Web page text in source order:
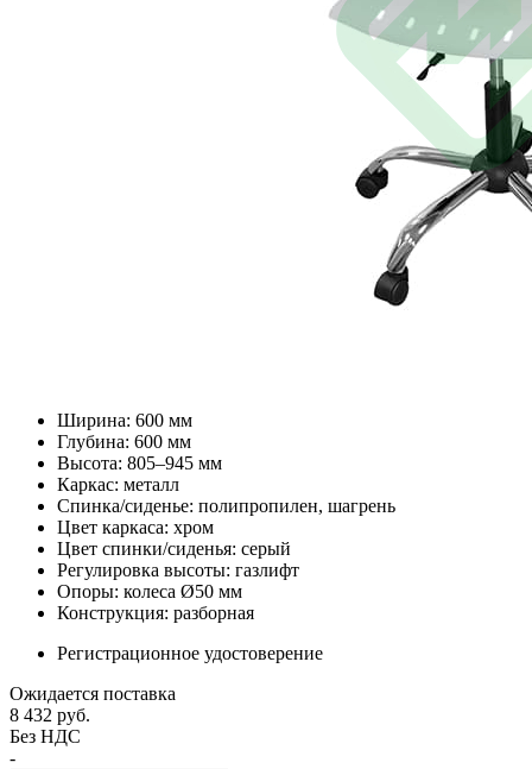
Ширина: 600 мм
Глубина: 600 мм
Высота: 805–945 мм
Каркас: металл
Спинка/сиденье: полипропилен, шагрень
Цвет каркаса: хром
Цвет спинки/сиденья: серый
Регулировка высоты: газлифт
Опоры: колеса Ø50 мм
Конструкция: разборная
Регистрационное удостоверение
Ожидается поставка
8 432 руб.
Без НДС
-